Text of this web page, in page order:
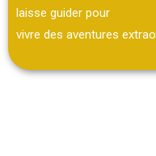
laisse guider pour
vivre des aventures